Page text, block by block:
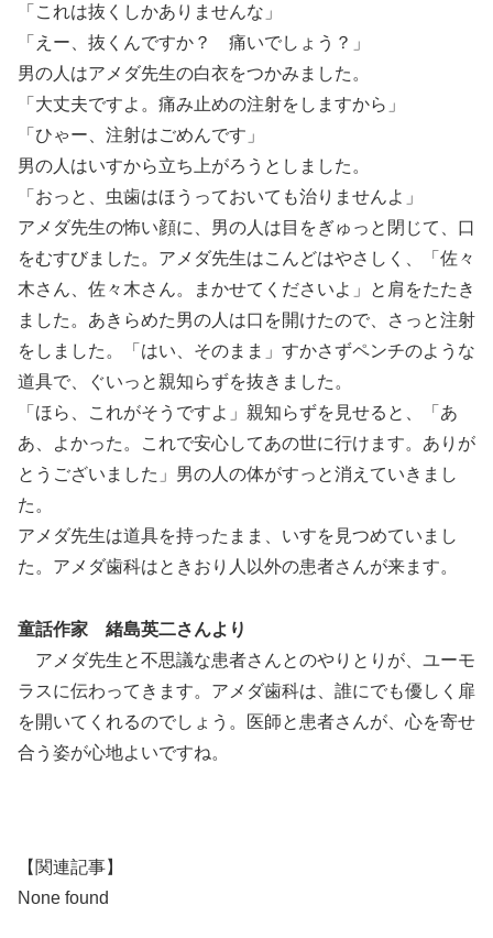
「これは抜くしかありませんな」
「えー、抜くんですか？ 痛いでしょう？」
男の人はアメダ先生の白衣をつかみました。
「大丈夫ですよ。痛み止めの注射をしますから」
「ひゃー、注射はごめんです」
男の人はいすから立ち上がろうとしました。
「おっと、虫歯はほうっておいても治りませんよ」
アメダ先生の怖い顔に、男の人は目をぎゅっと閉じて、口
をむすびました。アメダ先生はこんどはやさしく、「佐々
木さん、佐々木さん。まかせてくださいよ」と肩をたたき
ました。あきらめた男の人は口を開けたので、さっと注射
をしました。「はい、そのまま」すかさずペンチのような
道具で、ぐいっと親知らずを抜きました。
「ほら、これがそうですよ」親知らずを見せると、「あ
あ、よかった。これで安心してあの世に行けます。ありが
とうございました」男の人の体がすっと消えていきまし
た。
アメダ先生は道具を持ったまま、いすを見つめていまし
た。アメダ歯科はときおり人以外の患者さんが来ます。
童話作家 緒島英二さんより
アメダ先生と不思議な患者さんとのやりとりが、ユーモ
ラスに伝わってきます。アメダ歯科は、誰にでも優しく扉
を開いてくれるのでしょう。医師と患者さんが、心を寄せ
合う姿が心地よいですね。
【関連記事】
None found